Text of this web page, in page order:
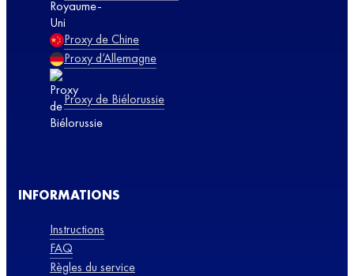
Proxy de Chine
Proxy d’Allemagne
Proxy de Biélorussie
INFORMATIONS
Instructions
FAQ
Règles du service